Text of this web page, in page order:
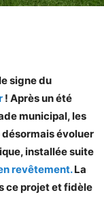
signe du
! Après un été
municipal, les
évoluer
installée suite
revêtement.La
ce projet et fidèle